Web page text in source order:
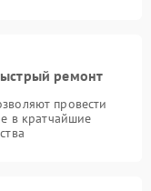
ремонт
провести
в кратчайшие